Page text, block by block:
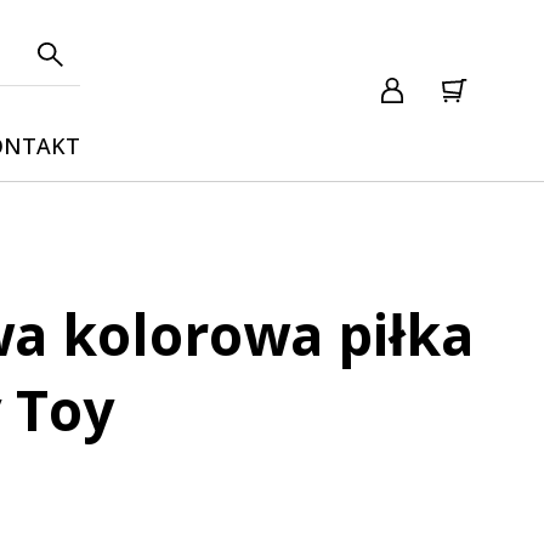
kolorowa piłka